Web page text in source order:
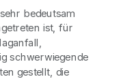
bedeutsam
ist, für
schwerwiegende
gestellt, die